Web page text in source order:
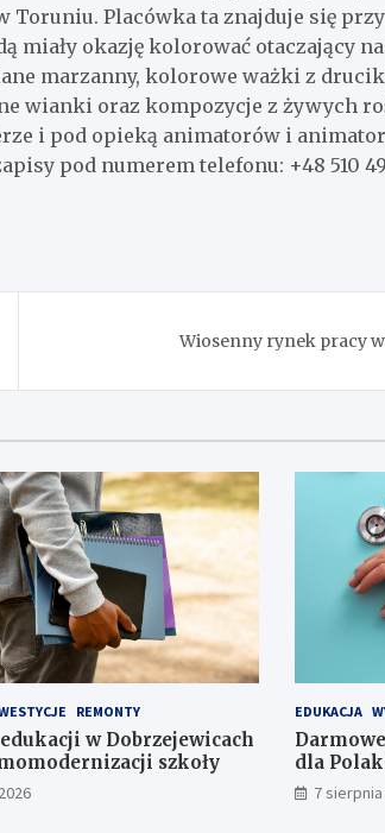
Placówka ta znajduje się
miały okazję kolorować otaczający
marzanny, kolorowe ważki z
wianki oraz kompozycje z żywych
i pod opieką animatorów i
pod numerem telefonu: +48 510
Wiosenny rynek pracy
REMONTY
w Dobrzejewicach
szkoły
EDUKACJA
dla
7